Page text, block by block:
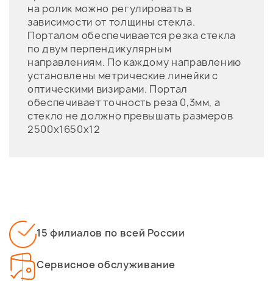
на ролик можно регулировать в
зависимости от толщины стекла.
Порталом обеспечивается резка стекла
по двум перпендикулярным
направлениям. По каждому направлению
установлены метрические линейки с
оптическими визирами. Портал
обеспечивает точность реза 0,3мм, а
стекло не должно превышать размеров
2500х1650х12
15 филиалов по всей России
Сервисное обслуживание